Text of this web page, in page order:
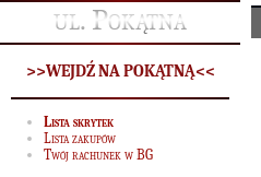
ul. Pokątna
>>WEJDŹ NA POKĄTNĄ<<
Lista skrytek
Lista zakupów
Twój rachunek w BG